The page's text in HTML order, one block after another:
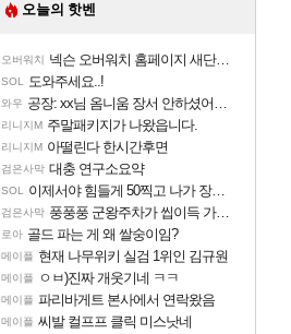
오늘의 핫벤
오버워치 넥슨 오버워치 홈페이지 새단장!!
SOL 도와주세요..!
와우 공장: xx님 옴니움 장서 안하셨어요?
리니지M 주말패키지가 나왔읍니다.
리니지M 아떨린다 한시간후면
검은사막 대충 연구소요약
SOL 이제서야 힘들게 50찍고 나가 장궁 받았는데...
검은사막 풍풍풍 군왕주차가 씹이득 가성비라고 ????
로아 골드 파는 게 왜 쌀숭이임?
메이플 현재 나무위키 실검 1위인 김규원
메이플 ㅇㅂ)진짜 개웃기네 ㅋㅋ
메이플 파리바게트 본사에서 연락왔음
메이플 씨발 컬프프 클릭 미스낫네